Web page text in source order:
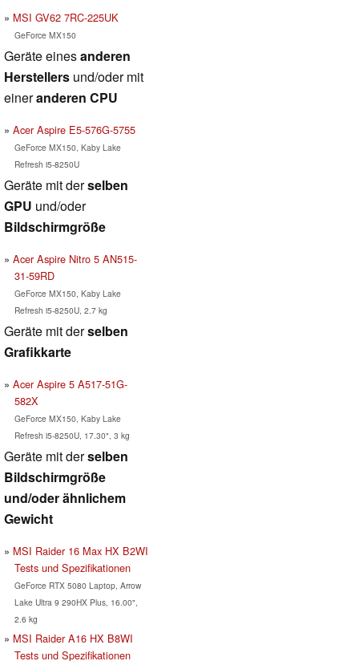
MSI GV62 7RC-225UK
GeForce MX150
Geräte einesanderen
Herstellers und/oder mit
eineranderen CPU
Acer Aspire E5-576G-5755
GeForce MX150, Kaby Lake
Refresh i5-8250U
Geräte mit derselben
GPU und/oder
Bildschirmgröße
Acer Aspire Nitro 5 AN515-
31-59RD
GeForce MX150, Kaby Lake
Refresh i5-8250U, 2.7 kg
Geräte mit derselben
Grafikkarte
Acer Aspire 5 A517-51G-
582X
GeForce MX150, Kaby Lake
Refresh i5-8250U, 17.30", 3 kg
Geräte mit derselben
Bildschirmgröße
und/oder ähnlichem
Gewicht
MSI Raider 16 Max HX B2WI
Tests und Spezifikationen
GeForce RTX 5080 Laptop, Arrow
Lake Ultra 9 290HX Plus, 16.00",
2.6 kg
MSI Raider A16 HX B8WI
Tests und Spezifikationen